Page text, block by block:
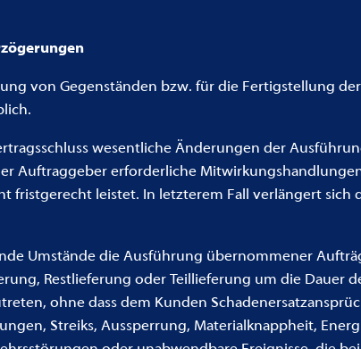
von Gegenständen bzw. für die Fertigstellung
wesentliche Änderungen der
Auftraggeber erforderliche
fristgerecht leistet. In letzterem Fall verlängert sich
Umstände die Ausführung übernommener
Restlieferung oder Teillieferung um die Dauer
ohne dass dem Kunden
Streiks, Aussperrung, Materialknappheit,